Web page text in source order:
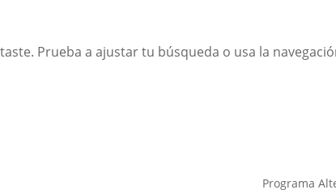
Prueba a ajustar tu búsqueda o usa la
Programa